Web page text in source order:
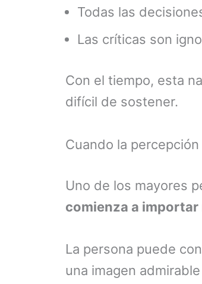
Todas las
Las críticas son
Con el tiempo, esta
difícil de sostener.
Cuando la
Uno de los mayores
comienza a importar
La persona puede
una imagen